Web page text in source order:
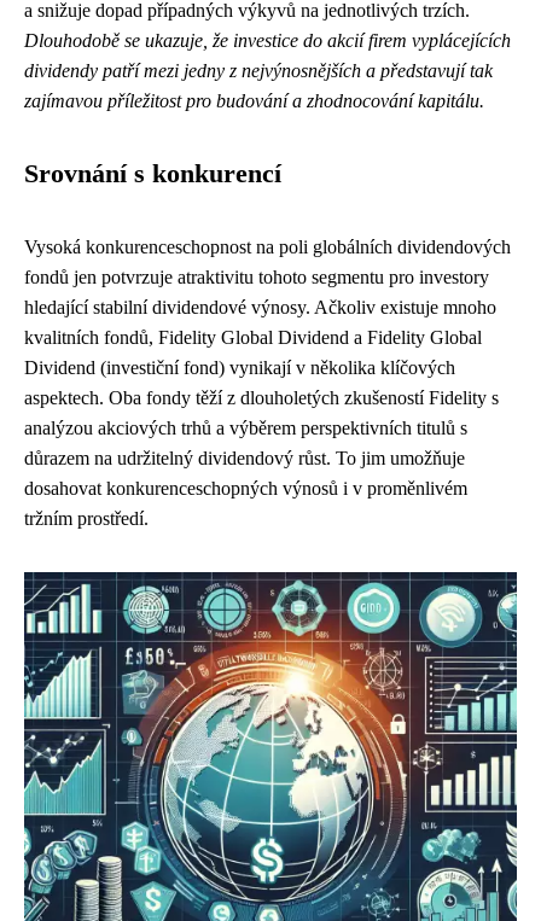
a snižuje dopad případných výkyvů na jednotlivých trzích.
Dlouhodobě se ukazuje, že investice do akcií firem vyplácejících
dividendy patří mezi jedny z nejvýnosnějších a představují tak
zajímavou příležitost pro budování a zhodnocování kapitálu.
Srovnání s konkurencí
Vysoká konkurenceschopnost na poli globálních dividendových
fondů jen potvrzuje atraktivitu tohoto segmentu pro investory
hledající stabilní dividendové výnosy. Ačkoliv existuje mnoho
kvalitních fondů, Fidelity Global Dividend a Fidelity Global
Dividend (investiční fond) vynikají v několika klíčových
aspektech. Oba fondy těží z dlouholetých zkušeností Fidelity s
analýzou akciových trhů a výběrem perspektivních titulů s
důrazem na udržitelný dividendový růst. To jim umožňuje
dosahovat konkurenceschopných výnosů i v proměnlivém
tržním prostředí.